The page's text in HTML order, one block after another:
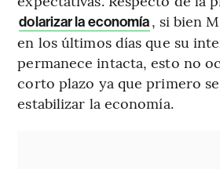
dolarizar la economía, si bien
en los últimos días que su
permanece intacta, esto no
corto plazo ya que primero
estabilizar la economía.